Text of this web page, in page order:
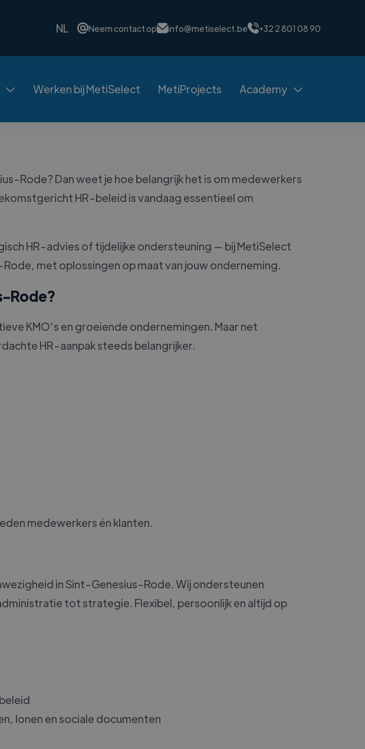
NL Neem contact op info@metiselect.be +32 2 801 08 90
 Werken bij MetiSelect MetiProjects Academy 
Rode? Dan weet je hoe belangrijk het is om medewerkers
HR-beleid is vandaag essentieel om
HR-advies of tijdelijke ondersteuning — bij MetiSelect
met oplossingen op maat van jouw onderneming.
Rode?
KMO’s en groeiende ondernemingen. Maar net
HR-aanpak steeds belangrijker.
medewerkers én klanten.
in Sint-Genesius-Rode. Wij ondersteunen
tot strategie. Flexibel, persoonlijk en altijd op
lonen en sociale documenten